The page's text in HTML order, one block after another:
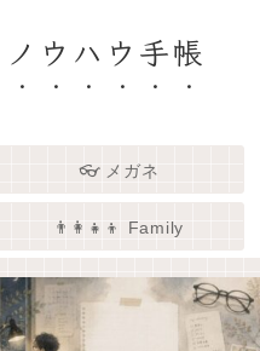
ウハウ手帳
👓 メガネ
👨‍👩‍👧‍👦 Family